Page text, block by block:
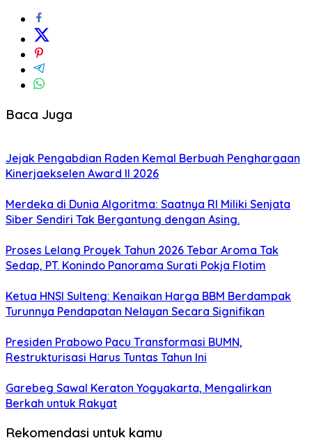
Baca Juga
Jejak Pengabdian Raden Kemal Berbuah Penghargaan
Kinerjaekselen Award II 2026
Merdeka di Dunia Algoritma: Saatnya RI Miliki Senjata
Siber Sendiri Tak Bergantung dengan Asing.
Proses Lelang Proyek Tahun 2026 Tebar Aroma Tak
Sedap, PT. Konindo Panorama Surati Pokja Flotim
Ketua HNSI Sulteng: Kenaikan Harga BBM Berdampak
Turunnya Pendapatan Nelayan Secara Signifikan
Presiden Prabowo Pacu Transformasi BUMN,
Restrukturisasi Harus Tuntas Tahun Ini
Garebeg Sawal Keraton Yogyakarta, Mengalirkan
Berkah untuk Rakyat
Rekomendasi untuk kamu